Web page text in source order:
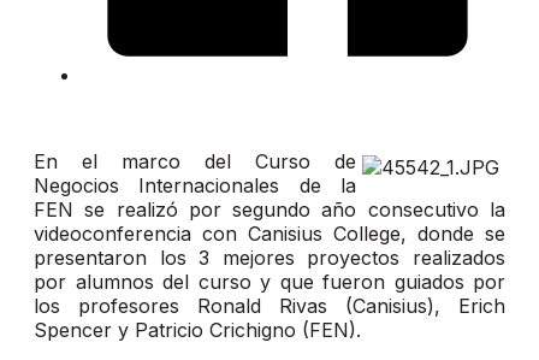
En el marco del Curso de
Negocios Internacionales de la
FEN se realizó por segundo año consecutivo la
videoconferencia con Canisius College, donde se
presentaron los 3 mejores proyectos realizados
por alumnos del curso y que fueron guiados por
los profesores Ronald Rivas (Canisius), Erich
Spencer y Patricio Crichigno (FEN).